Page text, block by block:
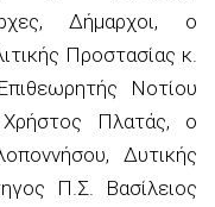
Δήμαρχοι, ο
Προστασίας κ.
Νοτίου
Πλατάς, ο
Δυτικής
Π.Σ. Βασίλειος